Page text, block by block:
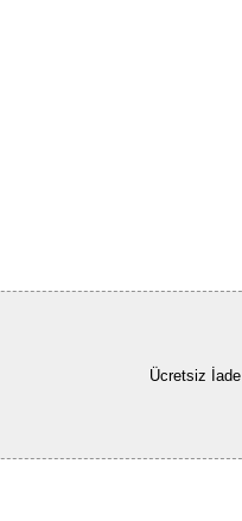
Ücretsiz İade